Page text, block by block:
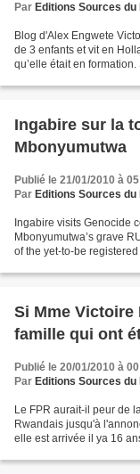
Par Editions Sources du
Blog d'Alex Engwete
de 3 enfants et vit en
qu’elle était en
Ingabire sur la
Mbonyumutwa
Publié le 21/01/2010 à
Par Editions Sources du
Ingabire visits Genocide
Mbonyumutwa’s grave
of the yet-to-be
Si Mme Victoire
famille qui ont
Publié le 20/01/2010 à
Par Editions Sources du
Le FPR aurait-il peur de
Rwandais jusqu'à
elle est arrivée il ya 16